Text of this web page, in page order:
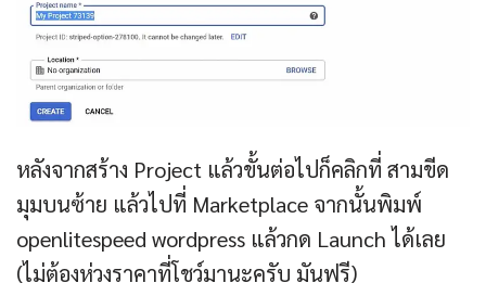
หลังจากสร้าง Project แล้วขั้นต่อไปก็คลิกที่ สามขีด
มุมบนซ้าย แล้วไปที่ Marketplace จากนั้นพิมพ์
openlitespeed wordpress แล้วกด Launch ได้เลย
(ไม่ต้องห่วงราคาที่โชว์มานะครับ มันฟรี)